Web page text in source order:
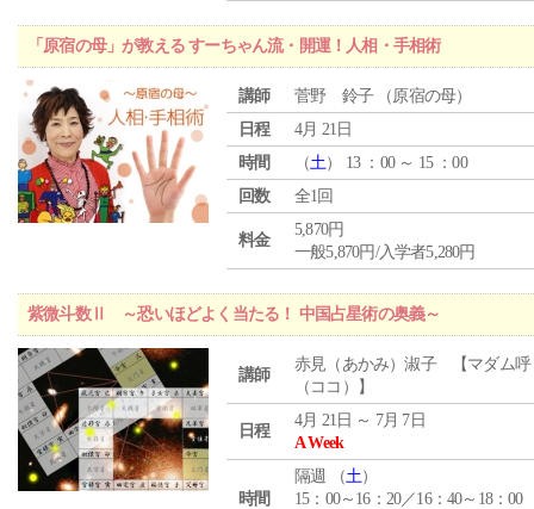
「原宿の母」が教える すーちゃん流・開運！人相・手相術
講師
菅野 鈴子 （原宿の母）
日程
4月 21日
時間
（土） 13 ：00 ～ 15 ：00
回数
全1回
料金
5,870円
一般5,870円/入学者5,280円
紫微斗数Ⅱ ～恐いほどよく当たる！ 中国占星術の奥義～
講師
赤見（あかみ）淑子 【マダム呼
（ココ）】
日程
4月 21日 ～ 7月 7日
A Week
時間
隔週 （土）
15：00～16：20／16：40～18：00